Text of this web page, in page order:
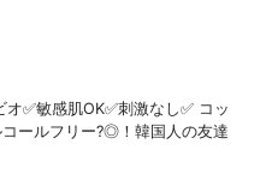
✅敏感肌OK ✅刺激なし ✅ コッ
ールフリー?◎！ 韓国人の友達